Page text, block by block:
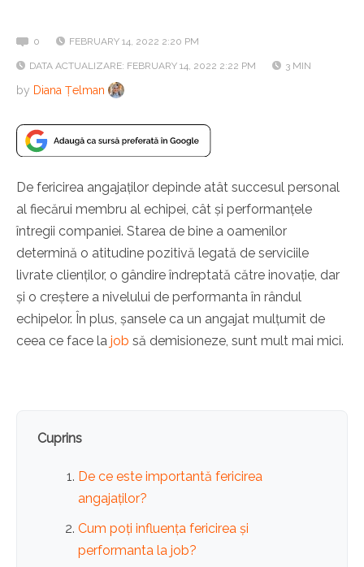
0 FEBRUARY 14, 2022 2:20 PM
DATA ACTUALIZARE: FEBRUARY 14, 2022 2:22 PM 3 MIN
by Diana Țelman
De fericirea angajaților depinde atât succesul personal
al fiecărui membru al echipei, cât și performanțele
întregii companiei. Starea de bine a oamenilor
determină o atitudine pozitivă legată de serviciile
livrate clienților, o gândire îndreptată către inovație, dar
și o creștere a nivelului de performanta în rândul
echipelor. În plus, șansele ca un angajat mulțumit de
ceea ce face la job să demisioneze, sunt mult mai mici.
Cuprins
De ce este importantă fericirea
angajaților?
Cum poți influența fericirea și
performanta la job?